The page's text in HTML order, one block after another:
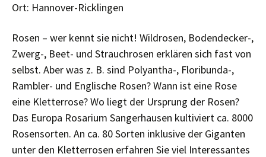
Ort: Hannover-Ricklingen
Rosen – wer kennt sie nicht! Wildrosen, Bodendecker-,
Zwerg-, Beet- und Strauchrosen erklären sich fast von
selbst. Aber was z. B. sind Polyantha-, Floribunda-,
Rambler- und Englische Rosen? Wann ist eine Rose
eine Kletterrose? Wo liegt der Ursprung der Rosen?
Das Europa Rosarium Sangerhausen kultiviert ca. 8000
Rosensorten. An ca. 80 Sorten inklusive der Giganten
unter den Kletterrosen erfahren Sie viel Interessantes